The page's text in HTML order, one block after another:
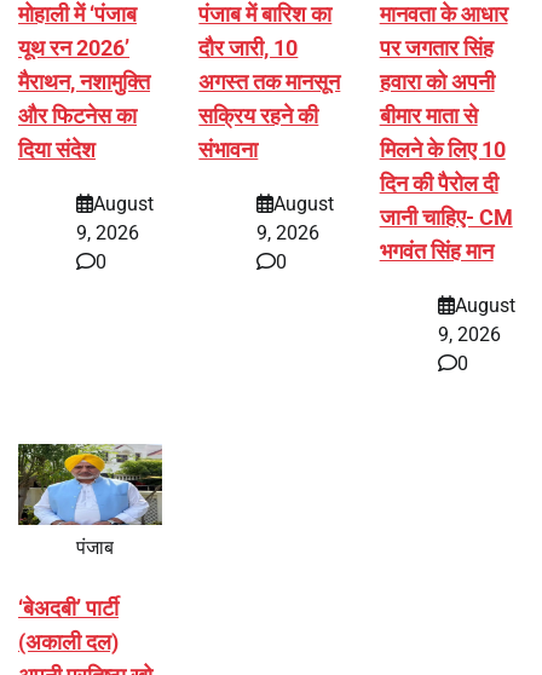
मोहाली में ‘पंजाब
यूथ रन 2026’
मैराथन, नशामुक्ति
और फिटनेस का
दिया संदेश
August
9, 2026
0
पंजाब में बारिश का
दौर जारी, 10
अगस्त तक मानसून
सक्रिय रहने की
संभावना
August
9, 2026
0
मानवता के आधार
पर जगतार सिंह
हवारा को अपनी
बीमार माता से
मिलने के लिए 10
दिन की पैरोल दी
जानी चाहिए- CM
भगवंत सिंह मान
August
9, 2026
0
पंजाब
‘बेअदबी’ पार्टी
(अकाली दल)